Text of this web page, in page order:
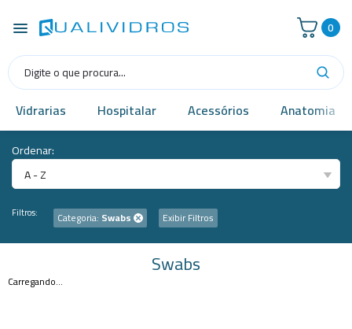
0
Vidrarias Hospitalar Acessórios Anatomia
Ordenar:
A - Z
Filtros: Categoria: Swabs Exibir Filtros
Swabs
Carregando...